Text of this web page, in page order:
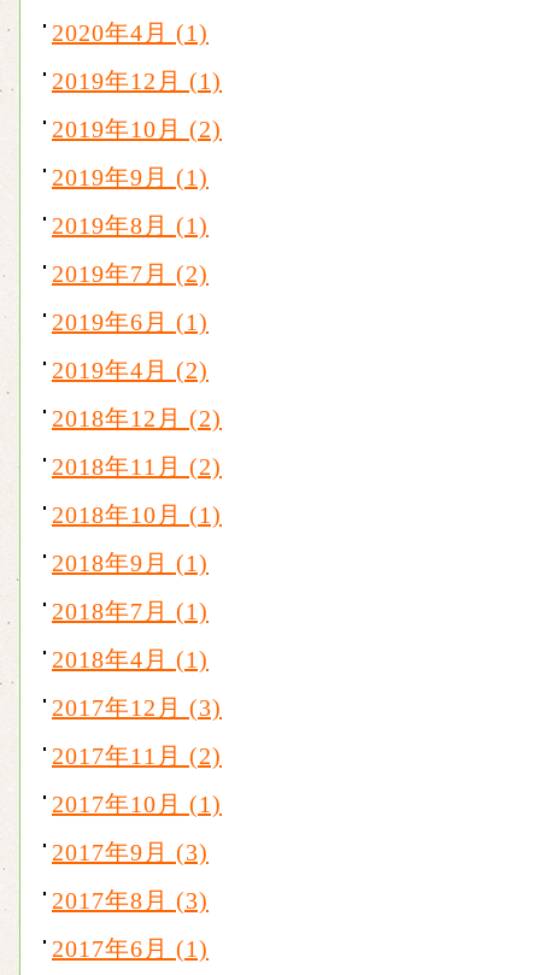
2020年4月 (1)
2019年12月 (1)
2019年10月 (2)
2019年9月 (1)
2019年8月 (1)
2019年7月 (2)
2019年6月 (1)
2019年4月 (2)
2018年12月 (2)
2018年11月 (2)
2018年10月 (1)
2018年9月 (1)
2018年7月 (1)
2018年4月 (1)
2017年12月 (3)
2017年11月 (2)
2017年10月 (1)
2017年9月 (3)
2017年8月 (3)
2017年6月 (1)